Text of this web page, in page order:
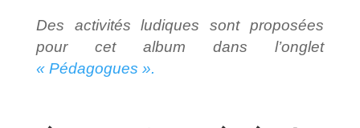
Des activités ludiques sont proposées
pour cet album dans l’onglet
« Pédagogues ».